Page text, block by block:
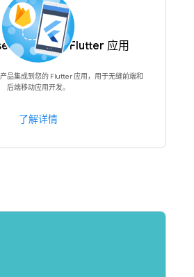
添加到您的 Flutter 应用
品集成到您的 Flutter 应用，用于无缝前端和
后端移动应用开发。
了解详情